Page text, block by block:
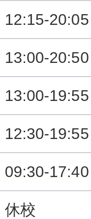
12:15-20:05
13:00-20:50
13:00-19:55
12:30-19:55
09:30-17:40
休校